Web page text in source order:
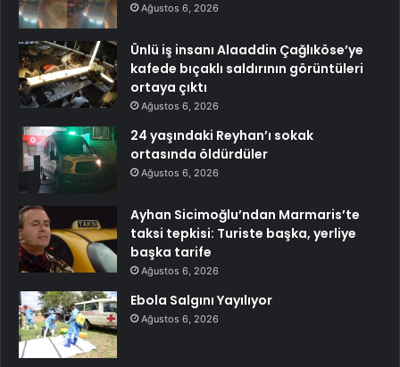
Ağustos 6, 2026
Ünlü iş insanı Alaaddin Çağlıköse’ye
kafede bıçaklı saldırının görüntüleri
ortaya çıktı
Ağustos 6, 2026
24 yaşındaki Reyhan’ı sokak
ortasında öldürdüler
Ağustos 6, 2026
Ayhan Sicimoğlu’ndan Marmaris’te
taksi tepkisi: Turiste başka, yerliye
başka tarife
Ağustos 6, 2026
Ebola Salgını Yayılıyor
Ağustos 6, 2026